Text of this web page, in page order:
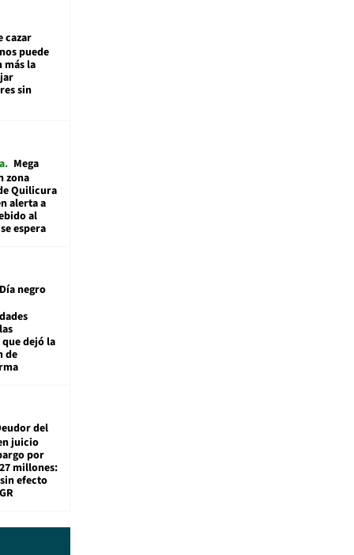
cazar
puede
más la
sin
Mega
zona
Quilicura
alerta a
al
espera
negro
dejó la
de
del
juicio
por
millones:
efecto